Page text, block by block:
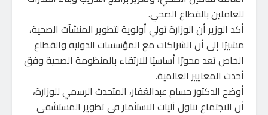
للعاملين بالقطاع الصحي.
أكد الوزير أن الوزارة تولي أولوية لتطوير المنشآت الصحية،
مشيرًا إلى أن الشراكات مع المؤسسات الدولية والقطاع
الخاص تعد محورًا أساسيًا للارتقاء بالمنظومة الصحية وفق
أحدث المعايير العالمية.
أوضح الدكتور حسام عبدالغفار، المتحدث الرسمي للوزارة،
أن الاجتماع تناول آليات الاستثمار في تطوير المستشفى